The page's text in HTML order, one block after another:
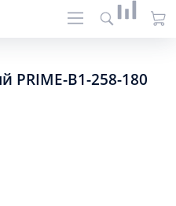
PRIME-B1-258-180